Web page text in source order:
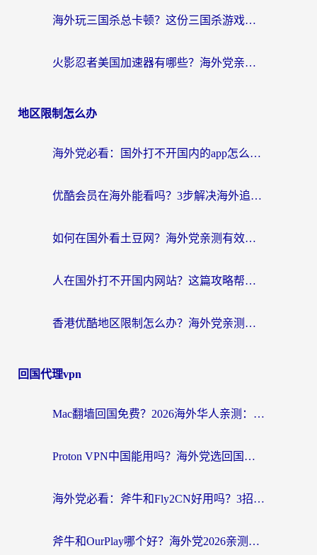
海外玩三国杀总卡顿？这份三国杀游戏加速器指南帮你告别延迟烦恼
火影忍者美国加速器有哪些？海外党亲测的国服游戏加速全攻略（含菲律宾玩三国之刃守望黎明技巧）
地区限制怎么办
海外党必看：国外打不开国内的app怎么办？3步解决你的乡愁
优酷会员在海外能看吗？3步解决海外追剧难题，附实测好用加速器推荐
如何在国外看土豆网？海外党亲测有效的追剧加速器选择指南
人在国外打不开国内网站？这篇攻略帮你无缝解锁国内资源（附交管12123使用技巧）
香港优酷地区限制怎么办？海外党亲测有效的追剧解决方案
回国代理vpn
Mac翻墙回国免费？2026海外华人亲测：从CCTV5直播到国内APP，这样选加速器才靠谱
Proton VPN中国能用吗？海外党选回国加速器的避坑指南（附番茄加速器实测）
海外党必看：斧牛和Fly2CN好用吗？3招教你选对回国加速器（附免费试用攻略）
斧牛和OurPlay哪个好？海外党2026亲测：选对加速器，国内资源秒加载